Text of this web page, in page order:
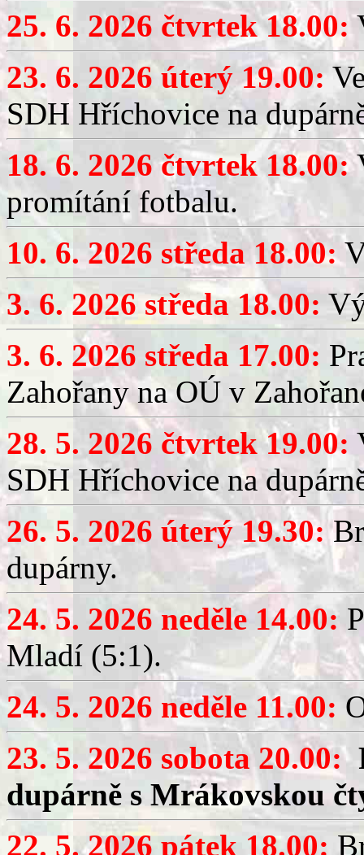
25. 6. 2026 čtvrtek 18.00:
23. 6. 2026 úterý 19.00:
SDH Hříchovice na
18. 6. 2026 čtvrtek 18.00:
promítání fotbalu.
10. 6. 2026 středa 18.00:
3. 6. 2026 středa 18.00:
3. 6. 2026 středa 17.00:
Zahořany na OÚ v
28. 5. 2026 čtvrtek 19.00:
SDH Hříchovice na
26. 5. 2026 úterý 19.30:
dupárny.
24. 5. 2026 neděle 14.00:
Mladí (5:1).
24. 5. 2026 neděle 11.00:
23. 5. 2026 sobota 20.00:
dupárně s Mrákovskou
22. 5. 2026 pátek 18.00: